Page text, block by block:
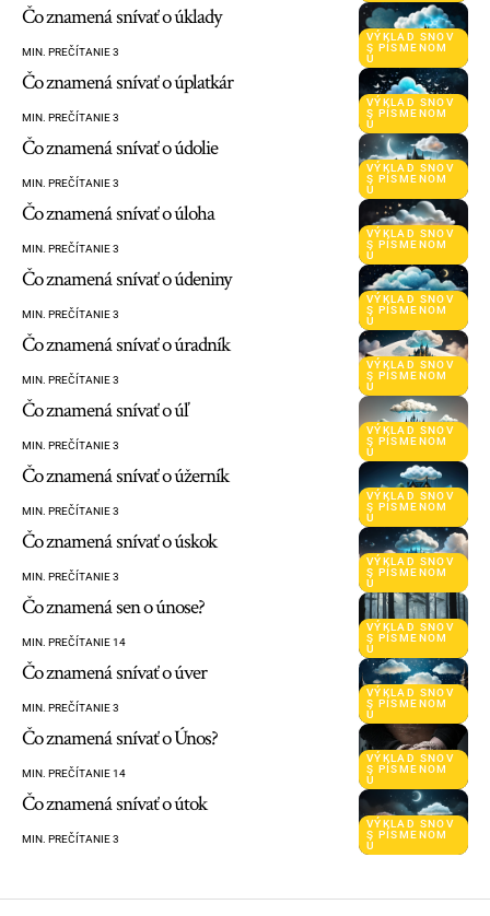
VÝKLAD SNOV
S PÍSMENOM
Ú
Čo znamená snívať o úklady
MIN. PREČÍTANIE 3
VÝKLAD SNOV
S PÍSMENOM
Ú
Čo znamená snívať o úplatkár
MIN. PREČÍTANIE 3
VÝKLAD SNOV
S PÍSMENOM
Ú
Čo znamená snívať o údolie
MIN. PREČÍTANIE 3
VÝKLAD SNOV
S PÍSMENOM
Ú
Čo znamená snívať o úloha
MIN. PREČÍTANIE 3
VÝKLAD SNOV
S PÍSMENOM
Ú
Čo znamená snívať o údeniny
MIN. PREČÍTANIE 3
VÝKLAD SNOV
S PÍSMENOM
Ú
Čo znamená snívať o úradník
MIN. PREČÍTANIE 3
VÝKLAD SNOV
S PÍSMENOM
Ú
Čo znamená snívať o úľ
MIN. PREČÍTANIE 3
VÝKLAD SNOV
S PÍSMENOM
Ú
Čo znamená snívať o úžerník
MIN. PREČÍTANIE 3
VÝKLAD SNOV
S PÍSMENOM
Ú
Čo znamená snívať o úskok
MIN. PREČÍTANIE 3
VÝKLAD SNOV
S PÍSMENOM
Ú
Čo znamená sen o únose?
MIN. PREČÍTANIE 14
VÝKLAD SNOV
S PÍSMENOM
Ú
Čo znamená snívať o úver
MIN. PREČÍTANIE 3
VÝKLAD SNOV
S PÍSMENOM
Ú
Čo znamená snívať o Únos?
MIN. PREČÍTANIE 14
VÝKLAD SNOV
S PÍSMENOM
Ú
Čo znamená snívať o útok
MIN. PREČÍTANIE 3